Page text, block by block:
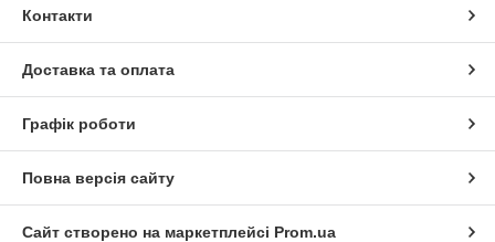
Контакти
Доставка та оплата
Графік роботи
Повна версія сайту
Сайт створено на маркетплейсі Prom.ua